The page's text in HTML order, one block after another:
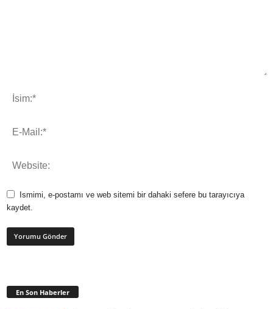
Ismimi, e-postamı ve web sitemi bir dahaki sefere bu tarayıcıya
kaydet.
En Son Haberler